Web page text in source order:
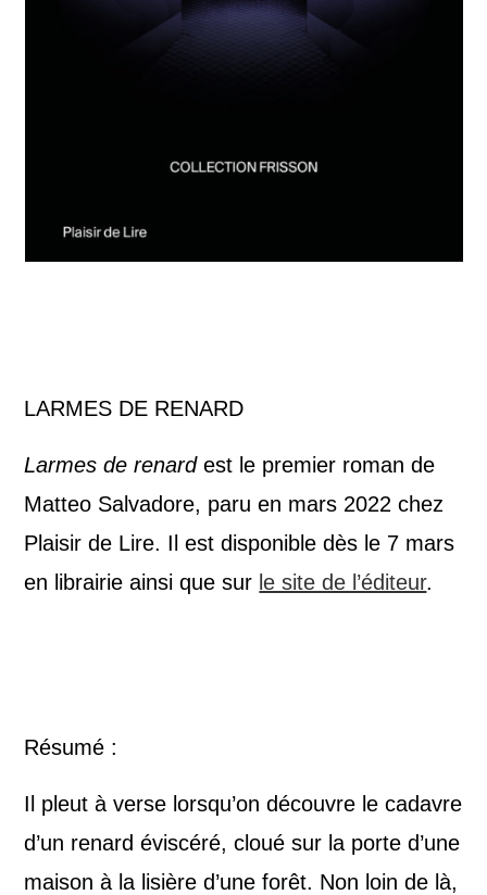
LARMES DE RENARD
Larmes de renardest le premier roman de
Matteo Salvadore, paru en mars 2022 chez
Plaisir de Lire. Il est disponible dès le 7 mars
en librairie ainsi que sur le site de l’éditeur.
Résumé :
Il pleut à verse lorsqu’on découvre le cadavre
d’un renard éviscéré, cloué sur la porte d’une
maison à la lisière d’une forêt. Non loin de là,